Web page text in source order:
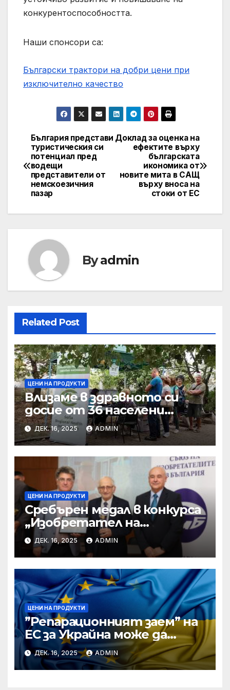
конкурентоспособността.
Наши спонсори са:
Български трактори на добри цени при
изключително качество
Навигация Доклад за оценка на
ефектите върху
българската
икономика от
новите мита в САЩ
върху вноса на
стоки от ЕС
България представи
туристическия си
потенциал пред
водещи
представители от
немскоезичния
пазар
Byadmin
Related Post
ЦЕНИ НА ПРОДУКТИ
Влизаме в здравното си
досие от 36 населени
места • МЗ
ДЕК. 16, 2025 ADMIN
ЦЕНИ НА ПРОДУКТИ
Сребърен медал в конкурса
„Изобретател на
годината“ за учени от БАН
ДЕК. 16, 2025 ADMIN
ЦЕНИ НА ПРОДУКТИ
”Репарационният заем” на
ЕС за Украйна може да
достигне 130 милиарда
евро
ДЕК. 16, 2025 ADMIN